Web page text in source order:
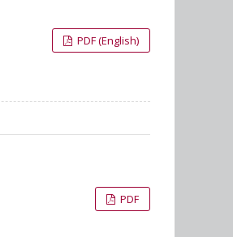
PDF (English)
PDF